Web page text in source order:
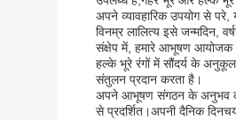
अपने व्यावहारिक उपयोग से
विनम्र लालित्य इसे जन्मदिन,
संक्षेप में, हमारे आभूषण आयोजक
हल्के भूरे रंगों में सौंदर्य के
संतुलन प्रदान करता है।
अपने आभूषण संगठन के अनुभव
से प्रदर्शित।अपनी दैनिक